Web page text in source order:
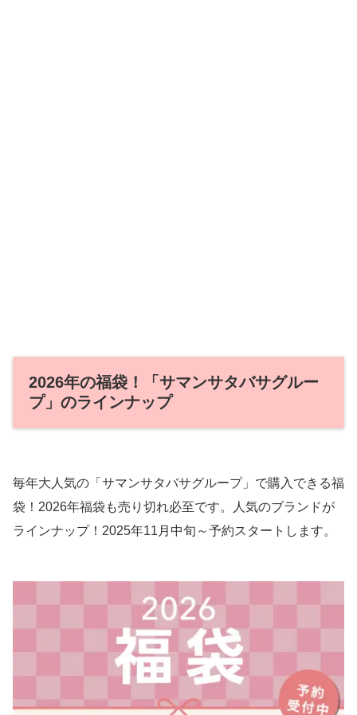
2026年の福袋！「サマンサタバサグルー
プ」のラインナップ
毎年大人気の「サマンサタバサグループ」で購入できる福
袋！2026年福袋も売り切れ必至です。人気のブランドが
ラインナップ！2025年11月中旬～予約スタートします。